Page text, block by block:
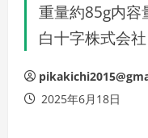
重量約85g内容
白十字株式会
2025年6月18日